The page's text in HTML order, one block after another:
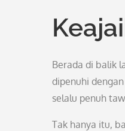
Berada di balik
dipenuhi
selalu penuh
Tak hanya itu,